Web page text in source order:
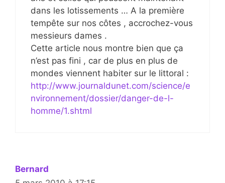
dans les lotissements … A la première
tempête sur nos côtes , accrochez-vous
messieurs dames .
Cette article nous montre bien que ça
n’est pas fini , car de plus en plus de
mondes viennent habiter sur le littoral :
http://www.journaldunet.com/science/e
nvironnement/dossier/danger-de-l-
homme/1.shtml
Bernard